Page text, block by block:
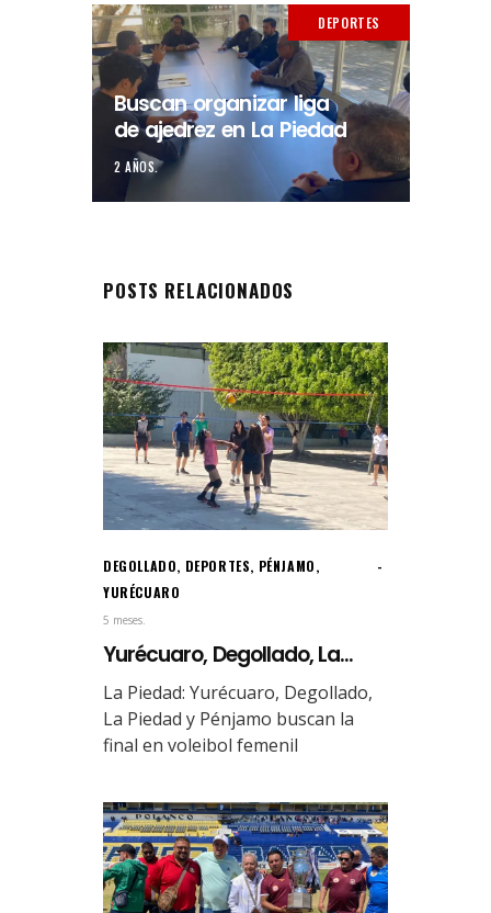
DEPORTES
Buscan organizar liga
de ajedrez en La Piedad
2 AÑOS.
POSTS RELACIONADOS
DEGOLLADO, DEPORTES, PÉNJAMO,
YURÉCUARO
5 meses.
Yurécuaro, Degollado, La...
La Piedad: Yurécuaro, Degollado,
La Piedad y Pénjamo buscan la
final en voleibol femenil